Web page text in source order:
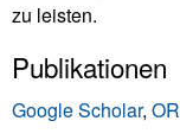
zu leisten.
Publikationen
Google Scholar,